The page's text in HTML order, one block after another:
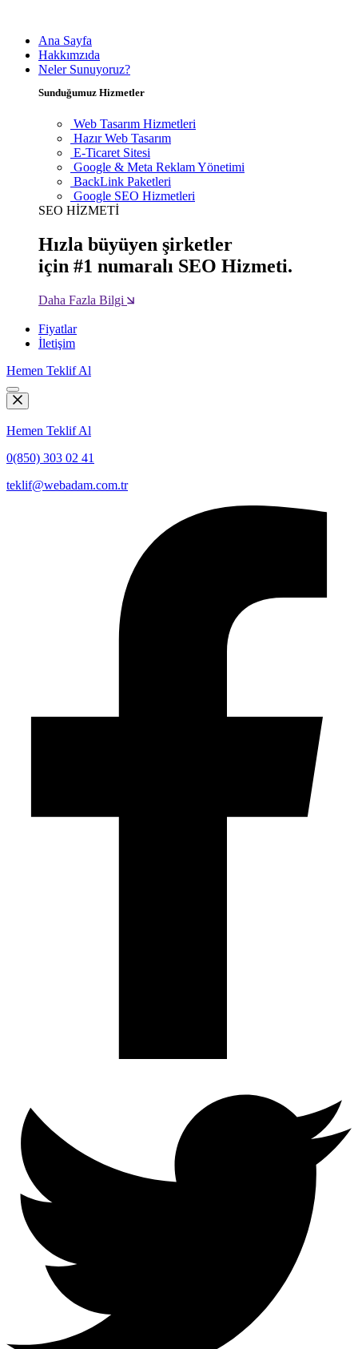
Ana Sayfa
Hakkımzıda
Neler Sunuyoruz?
Sunduğumuz Hizmetler
Web Tasarım Hizmetleri
Hazır Web Tasarım
E-Ticaret Sitesi
Google & Meta Reklam Yönetimi
BackLink Paketleri
Google SEO Hizmetleri
SEO HİZMETİ
Hızla büyüyen şirketler
için #1 numaralı SEO Hizmeti.
Daha Fazla Bilgi
Fiyatlar
İletişim
Hemen Teklif Al
Hemen Teklif Al
0(850) 303 02 41
teklif@webadam.com.tr